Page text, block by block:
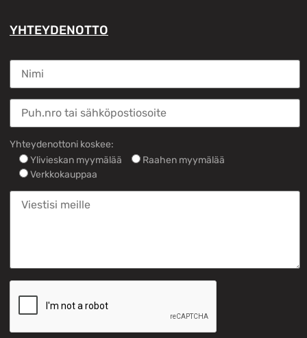
YHTEYDENOTTO
Yhteydenottoni koskee:
Ylivieskan myymälää
Raahen myymälää
Verkkokauppaa